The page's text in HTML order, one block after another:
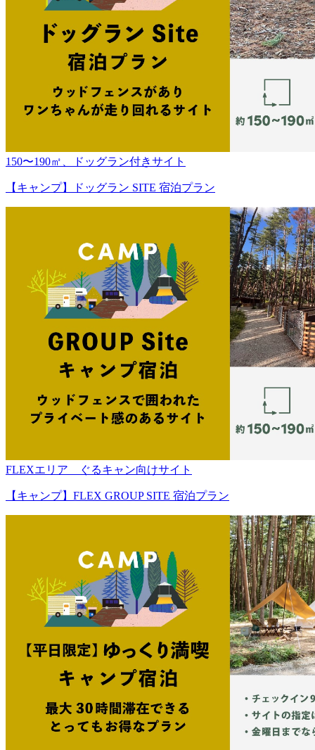
150〜190㎡、ドッグラン付きサイト
【キャンプ】ドッグラン SITE 宿泊プラン
FLEXエリア ぐるキャン向けサイト
【キャンプ】FLEX GROUP SITE 宿泊プラン